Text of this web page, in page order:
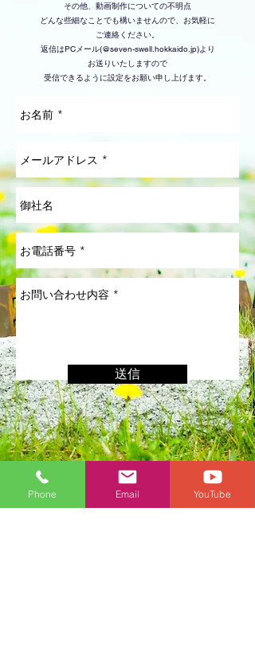
その他、動画制作についての不明点
どんな些細なことでも構いませんので、お気軽に
ご連絡ください。
返信はPCメール(@seven-swell.hokkaido.jp)より
お送りいたしますので
​受信できるように設定をお願い申し上げます。
送信
Phone Email YouTube